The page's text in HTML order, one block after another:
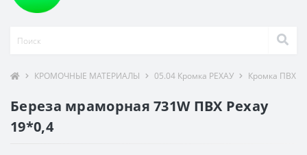
КРОМОЧНЫЕ МАТЕРИАЛЫ 05.04 Кромка РЕХАУ Кромка ПВХ
Береза мраморная 731W ПВХ Рехау
19*0,4